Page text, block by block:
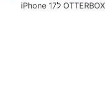
OTTERBOX לiPhone 17